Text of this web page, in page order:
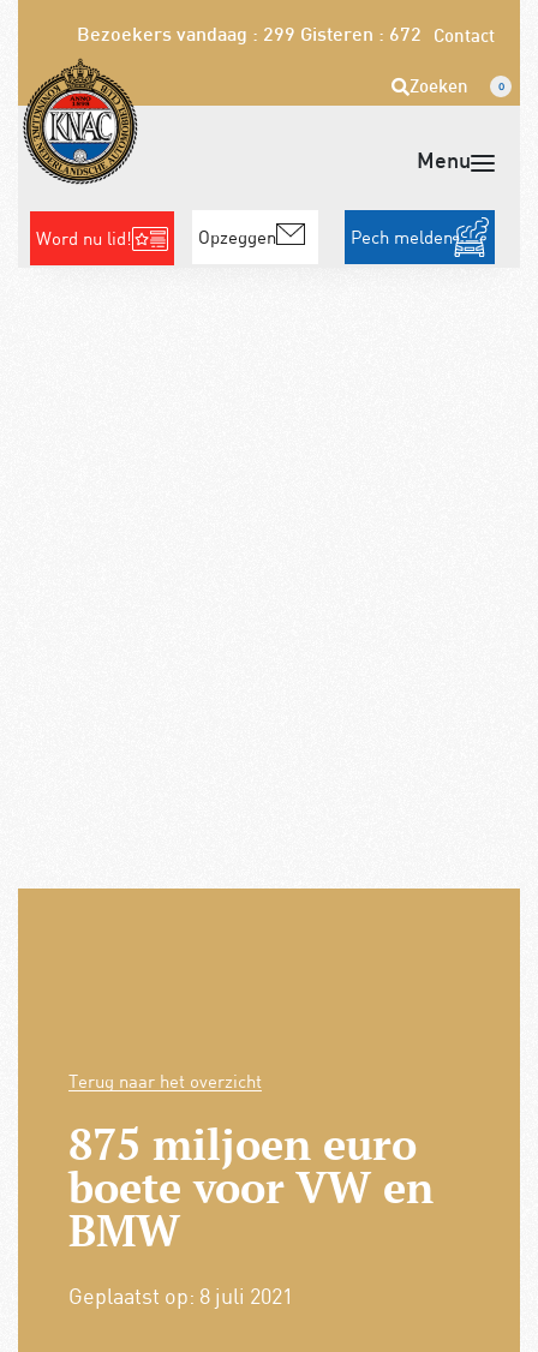
Bezoekers vandaag : 299 Gisteren : 672 Contact
Zoeken 0
Word nu lid! Opzeggen Pech melden
Terug naar het overzicht
875 miljoen euro
boete voor VW en
BMW
Geplaatst op: 8 juli 2021